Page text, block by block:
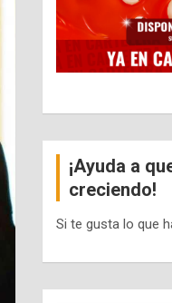
¡Ayuda a
creciendo!
Si te gusta lo que